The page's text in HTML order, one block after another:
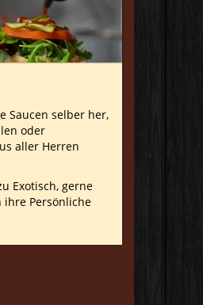
Saucen selber her,
oder
aller Herren
Exotisch, gerne
Persönliche